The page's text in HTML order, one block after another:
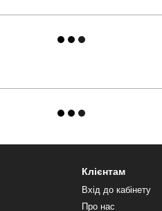
Клієнтам
Вхід до кабінету
Про нас